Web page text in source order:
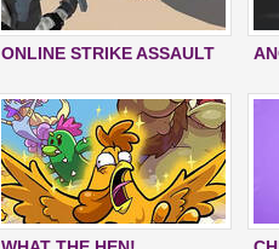
ONLINE STRIKE ASSAULT